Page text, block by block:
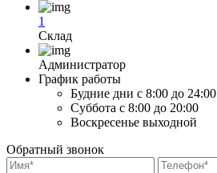
1
Склад
Администратор
График работы
Будние дни с 8:00 до 24:00
Суббота с 8:00 до 20:00
Воскресенье выходной
Обратный звонок